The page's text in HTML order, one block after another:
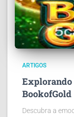
ARTIGOS
Explorando
BookofGold
Descubra a